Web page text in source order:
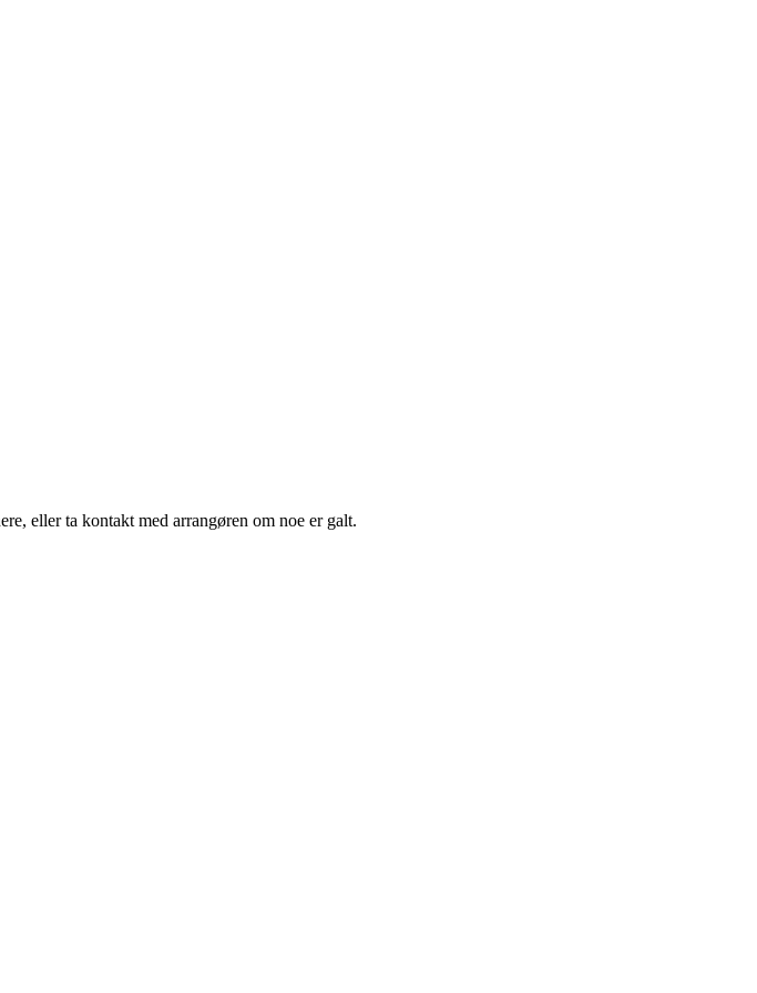
eller ta kontakt med arrangøren om noe er galt.